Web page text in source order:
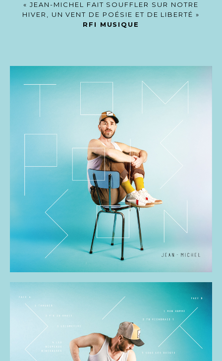
« JEAN-MICHEL FAIT SOUFFLER SUR NOTRE
HIVER, UN VENT DE POÉSIE ET DE LIBERTÉ »
RFI MUSIQUE